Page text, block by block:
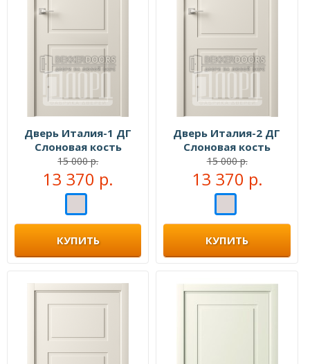
Дверь Италия-1 ДГ
Слоновая кость
15 000 р.
13 370 р.
КУПИТЬ
Дверь Италия-2 ДГ
Слоновая кость
15 000 р.
13 370 р.
КУПИТЬ